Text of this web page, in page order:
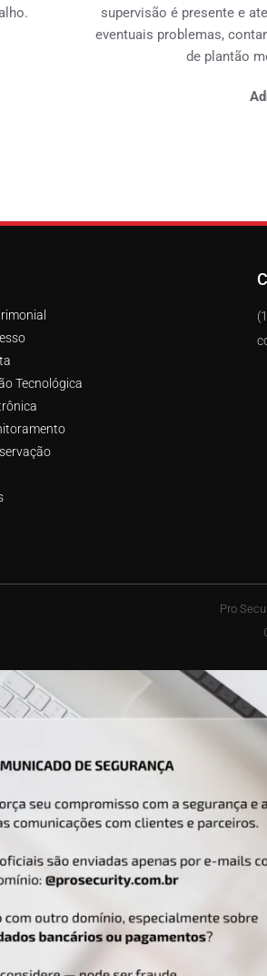
supervisão é presente e
eventuais problemas,
de plantão
Tecnológica
Pro